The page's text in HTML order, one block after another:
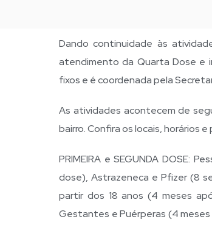
Dando continuidade às
atendimento da Quarta Dose e
fixos e é coordenada pela
As atividades acontecem de
bairro. Confira os locais, horários e
PRIMEIRA e SEGUNDA DOSE:
dose), Astrazeneca e Pfizer (8
partir dos 18 anos (4 meses
Gestantes e Puérperas (4 meses